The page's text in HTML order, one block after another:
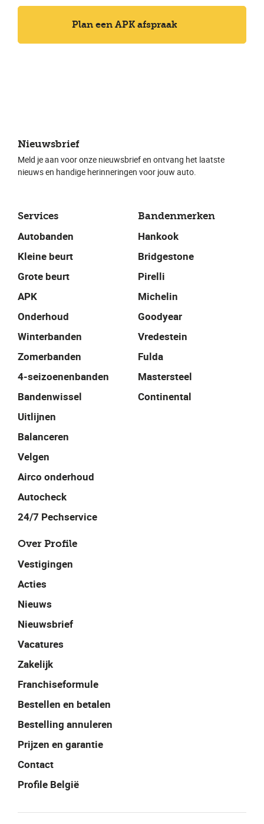
Plan een APK afspraak
Services
Autobanden
Kleine beurt
Grote beurt
APK
Onderhoud
Winterbanden
Zomerbanden
4-seizoenenbanden
Bandenwissel
Uitlijnen
Balanceren
Velgen
Airco onderhoud
Autocheck
24/7 Pechservice
Bandenmerken
Hankook
Bridgestone
Pirelli
Michelin
Goodyear
Vredestein
Fulda
Mastersteel
Continental
Over Profile
Vestigingen
Acties
Nieuws
Nieuwsbrief
Vacatures
Zakelijk
Franchiseformule
Bestellen en betalen
Bestelling annuleren
Prijzen en garantie
Contact
Profile België
Nieuwsbrief
Meld je aan voor onze nieuwsbrief en ontvang het laatste
nieuws en handige herinneringen voor jouw auto.